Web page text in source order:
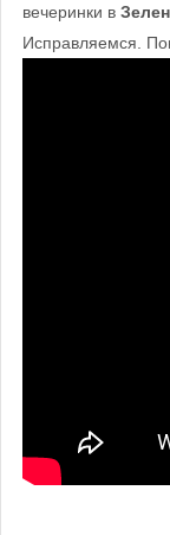
вечеринки в
Исправляемся.